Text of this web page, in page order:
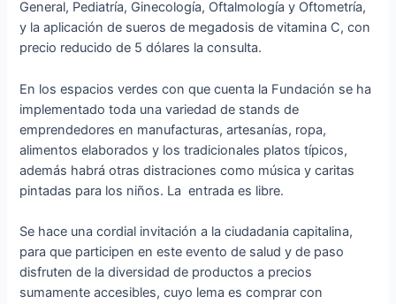
General, Pediatría, Ginecología, Oftalmología y Oftometría,
y la aplicación de sueros de megadosis de vitamina C, con
precio reducido de 5 dólares la consulta.
En los espacios verdes con que cuenta la Fundación se ha
implementado toda una variedad de stands de
emprendedores en manufacturas, artesanías, ropa,
alimentos elaborados y los tradicionales platos típicos,
además habrá otras distraciones como música y caritas
pintadas para los niños. La entrada es libre.
Se hace una cordial invitación a la ciudadania capitalina,
para que participen en este evento de salud y de paso
disfruten de la diversidad de productos a precios
sumamente accesibles, cuyo lema es comprar con